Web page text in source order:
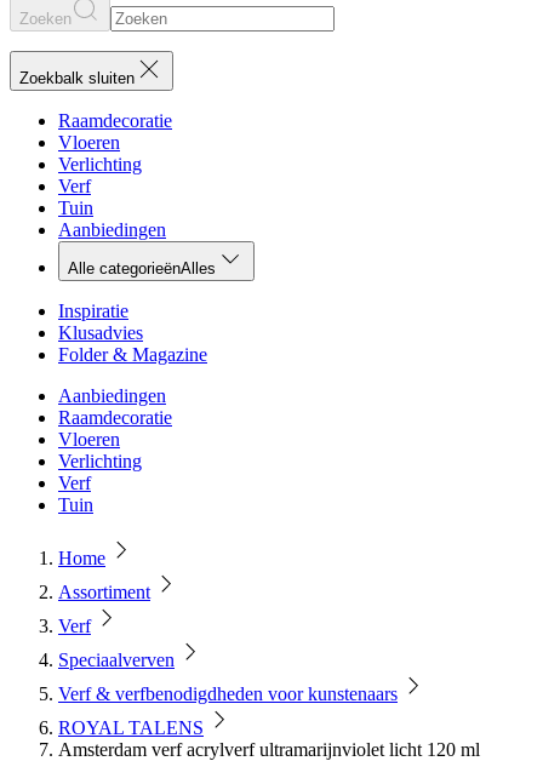
Zoeken
Zoekbalk sluiten
Raamdecoratie
Vloeren
Verlichting
Verf
Tuin
Aanbiedingen
Alle categorieënAlles
Inspiratie
Klusadvies
Folder & Magazine
Aanbiedingen
Raamdecoratie
Vloeren
Verlichting
Verf
Tuin
Home
Assortiment
Verf
Speciaalverven
Verf & verfbenodigdheden voor kunstenaars
ROYAL TALENS
Amsterdam verf acrylverf ultramarijnviolet licht 120 ml